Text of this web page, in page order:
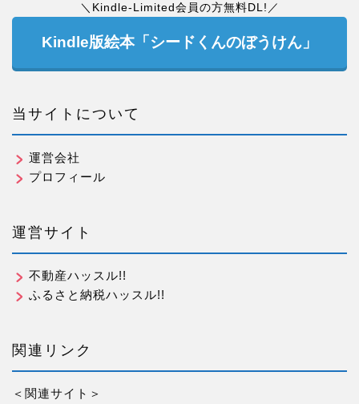
＼Kindle-Limited会員の方無料DL!／
Kindle版絵本「シードくんのぼうけん」
当サイトについて
運営会社
プロフィール
運営サイト
不動産ハッスル!!
ふるさと納税ハッスル!!
関連リンク
＜関連サイト＞